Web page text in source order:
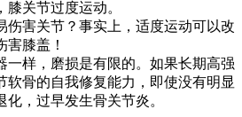
关节过度运动。
伤害关节？事实上，适度运动可以改
膝盖！
一样，磨损是有限的。如果长期高强
软骨的自我修复能力，即使没有明显
，过早发生骨关节炎。